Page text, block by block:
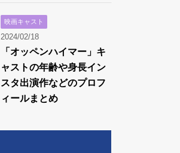
映画キャスト
2024/02/18
「オッペンハイマー」キ
ャストの年齢や身長イン
スタ出演作などのプロフ
ィールまとめ